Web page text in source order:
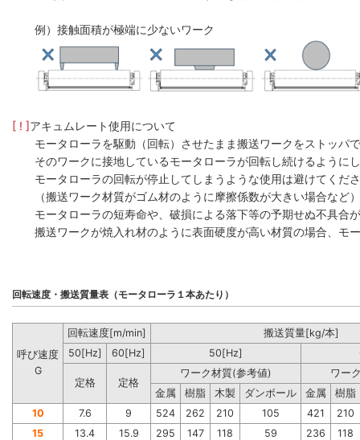
例）接触面積が極端に少ないワーク
[ ! ]アキュムレート使用について
モータローラを駆動（回転）させたまま搬送ワークをストッパ
そのワークに接地しているモータローラが回転し続けるように
モータローラの回転が停止してしまうような使用は避けてくだ
（搬送ワーク材質がゴム材のように摩擦係数が大きい場合など）
モータローラの短寿命や、破損による落下等の予期せぬ不具合
搬送ワークが焼入れ材のように表面硬度が高い材質の場合、モ
回転速度・搬送質量表（モータローラ１本あたり）
呼び速度
G
回転速度[m/min]
搬送質量[kg/本]
50[Hz]
60[Hz] 50[Hz]
定格 定格
ワーク材質(参考値)
ワー
金属
樹脂 木製 ダンボール 金属
樹脂
10
7.6 9 524 262 210 105 421
210
15
13.4 15.9 295 147 118 59 236
118